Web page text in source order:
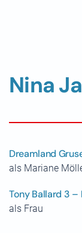
Skip to
Nina
Dreamland
als Mariane
Tony Ballard 3 –
als Frau